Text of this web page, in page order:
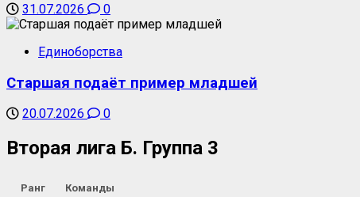
31.07.2026 0
Единоборства
Старшая подаёт пример младшей
20.07.2026 0
Вторая лига Б. Группа 3
Ранг Команды